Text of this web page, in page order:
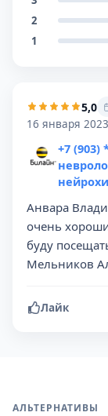
2
1
5,0
16 января
+7
Анвара
очень
буду
Мельников
Лайк
АЛЬТЕРНАТИВЫ